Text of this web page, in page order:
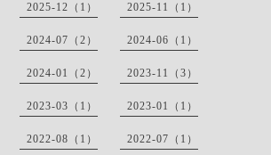
2025-12（1） 2025-11（1）
2024-07（2） 2024-06（1）
2024-01（2） 2023-11（3）
2023-03（1） 2023-01（1）
2022-08（1） 2022-07（1）